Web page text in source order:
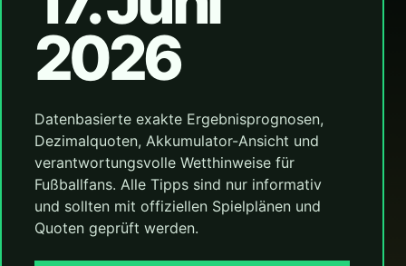
2026
Datenbasierte exakte Ergebnisprognosen,
Dezimalquoten, Akkumulator-Ansicht und
verantwortungsvolle Wetthinweise für
Fußballfans. Alle Tipps sind nur informativ
und sollten mit offiziellen Spielplänen und
Quoten geprüft werden.